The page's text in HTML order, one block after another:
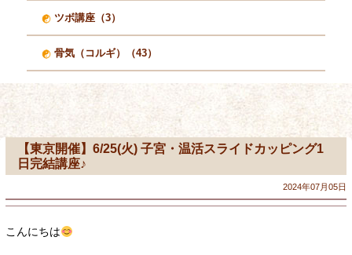
ツボ講座（3）
骨気（コルギ）（43）
【東京開催】6/25(火) 子宮・温活スライドカッピング1
日完結講座♪
2024年07月05日
こんにちは